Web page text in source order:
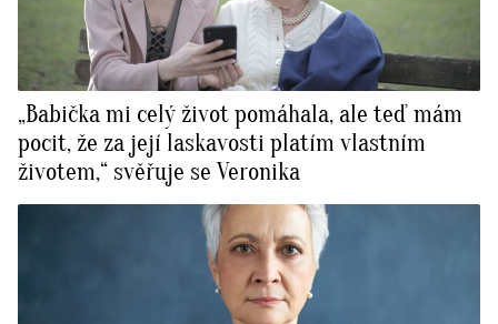
„Babička mi celý život pomáhala, ale teď mám
pocit, že za její laskavosti platím vlastním
životem,“ svěřuje se Veronika